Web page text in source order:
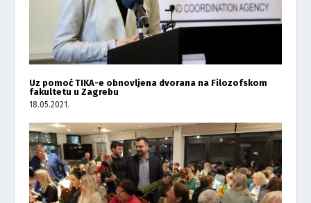
Uz pomoć TIKA-e obnovljena dvorana na Filozofskom
fakultetu u Zagrebu
18.05.2021.